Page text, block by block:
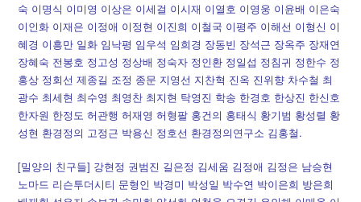
숙 이명식 이미영 이상은 이세걸 이시재 이열호 이영웅 이윤배 이은숙
이인화 이재은 이정애 이정현 이진희 이철국 이평주 이해선 이형신 이
혜경 이흥만 일화 임낙평 임우석 임희경 장동빈 장석근 장옥주 장재연
장혜숙 전봉호 정고성 정상배 정숙자 정인환 정일섭 정침귀 정한수 정
홍상 정회선 제종길 조정 종문 지영선 지찬혁 진옥 진위향 차수철 최
광수 최세현 최수영 최영찬 최지현 탁영진 학송 한경호 한상진 한신호
한자원 한정도 허관행 허재영 허형팔 홍건의 홍태식 황기범 황성렬 황
성현 환경정의 고정근 박용신 정호선 환경정의연구소 김홍철.
[밀양의 친구들] 강현정 권범진 길은정 김세움 김정애 김정은 남승현
노마드 리슨투더시티 문형인 박경미 박성일 박수연 박이은희 방은희